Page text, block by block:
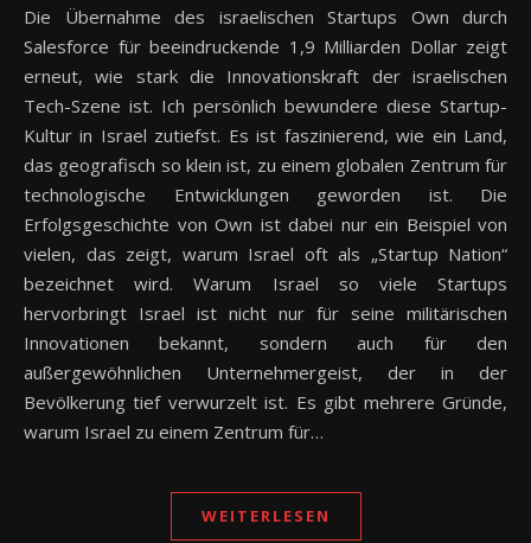
Die Übernahme des israelischen Startups Own durch
Salesforce für beeindruckende 1,9 Milliarden Dollar zeigt
erneut, wie stark die Innovationskraft der israelischen
Tech-Szene ist. Ich persönlich bewundere diese Startup-
Kultur in Israel zutiefst. Es ist faszinierend, wie ein Land,
das geografisch so klein ist, zu einem globalen Zentrum für
technologische Entwicklungen geworden ist. Die
Erfolgsgeschichte von Own ist dabei nur ein Beispiel von
vielen, das zeigt, warum Israel oft als „Startup Nation“
bezeichnet wird. Warum Israel so viele Startups
hervorbringt Israel ist nicht nur für seine militärischen
Innovationen bekannt, sondern auch für den
außergewöhnlichen Unternehmergeist, der in der
Bevölkerung tief verwurzelt ist. Es gibt mehrere Gründe,
warum Israel zu einem Zentrum für…
WEITERLESEN